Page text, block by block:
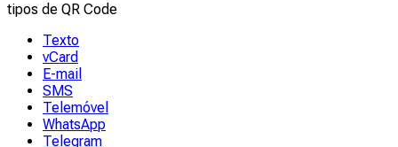
tipos de QR Code
Texto
vCard
E-mail
SMS
Telemóvel
WhatsApp
Telegram